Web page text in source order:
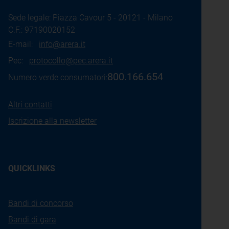
Sede legale: Piazza Cavour 5 - 20121 - Milano
C.F.: 97190020152
E-mail: info@arera.it
Pec: protocollo@pec.arera.it
Numero verde consumatori:800.166.654
Altri contatti
Iscrizione alla newsletter
QUICKLINKS
Bandi di concorso
Bandi di gara